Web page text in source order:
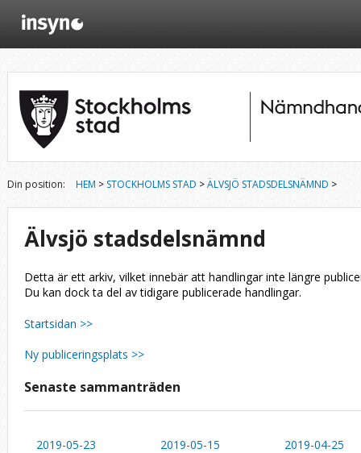
Din position: HEM > STOCKHOLMS STAD >ÄLVSJÖ STADSDELSNÄMND >
Älvsjö stadsdelsnämnd
Detta är ett arkiv, vilket innebär att handlingar inte längre
Du kan dock ta del av tidigare publicerade handlingar.
Startsidan >>
Ny publiceringsplats >>
Senaste sammanträden
2019-05-23 2019-05-15
2019-04-25